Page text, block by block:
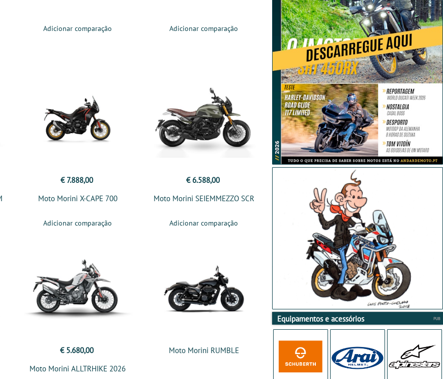
Adicionar comparação Adicionar comparação
€ 7.888,00
Moto Morini X-CAPE 700
Adicionar comparação
€ 6.588,00
Moto Morini SEIEMMEZZO SCR
Adicionar comparação
€ 5.680,00
Moto Morini ALLTRHIKE 2026
Moto Morini RUMBLE
Equipamentos e acessórios